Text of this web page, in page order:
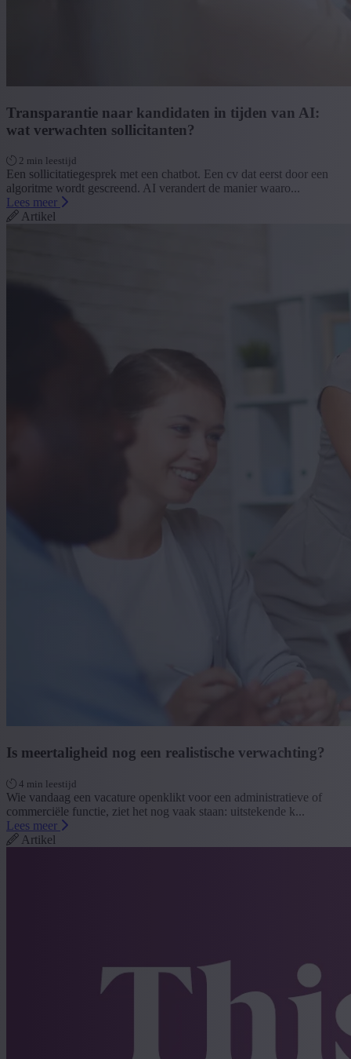
Transparantie naar kandidaten in tijden van AI:
wat verwachten sollicitanten?
2 min leestijd
Een sollicitatiegesprek met een chatbot. Een cv dat eerst door een
algoritme wordt gescreend. AI verandert de manier waaro...
Lees meer
Artikel
Is meertaligheid nog een realistische verwachting?
4 min leestijd
Wie vandaag een vacature openklikt voor een administratieve of
commerciële functie, ziet het nog vaak staan: uitstekende k...
Lees meer
Artikel